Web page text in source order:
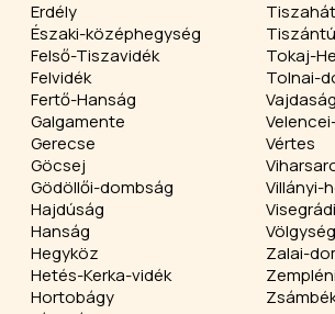
Erdély
Északi-középhegység
Felső-Tiszavidék
Felvidék
Fertő-Hanság
Galgamente
Gerecse
Göcsej
Gödöllői-dombság
Hajdúság
Hanság
Hegyköz
Hetés-Kerka-vidék
Hortobágy
Tiszahát
Tokaj-
Tolnai-
Vajdaság
Vértes
Villányi-
Völgység
Zalai-